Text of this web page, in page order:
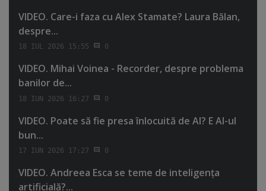
VIDEO. Care-i faza cu Alex Stamate? Laura Bălan,
despre...
18 IUL 2026 15:55 0
VIDEO. Mihai Voinea - Recorder, despre problema
banilor de...
18 IUN 2026 16:27 0
VIDEO. Poate să fie presa înlocuită de AI? E AI-ul
bun...
17 IUN 2026 17:27 0
VIDEO. Andreea Esca se teme de inteligenţa
artificială?...